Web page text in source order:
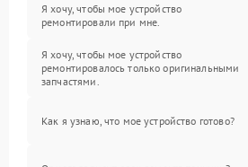
Я хочу, чтобы мое устройство
ремонтировали при мне.
Я хочу, чтобы мое устройство
ремонтировалось только оригинальными
запчастями.
Как я узнаю, что мое устройство готово?